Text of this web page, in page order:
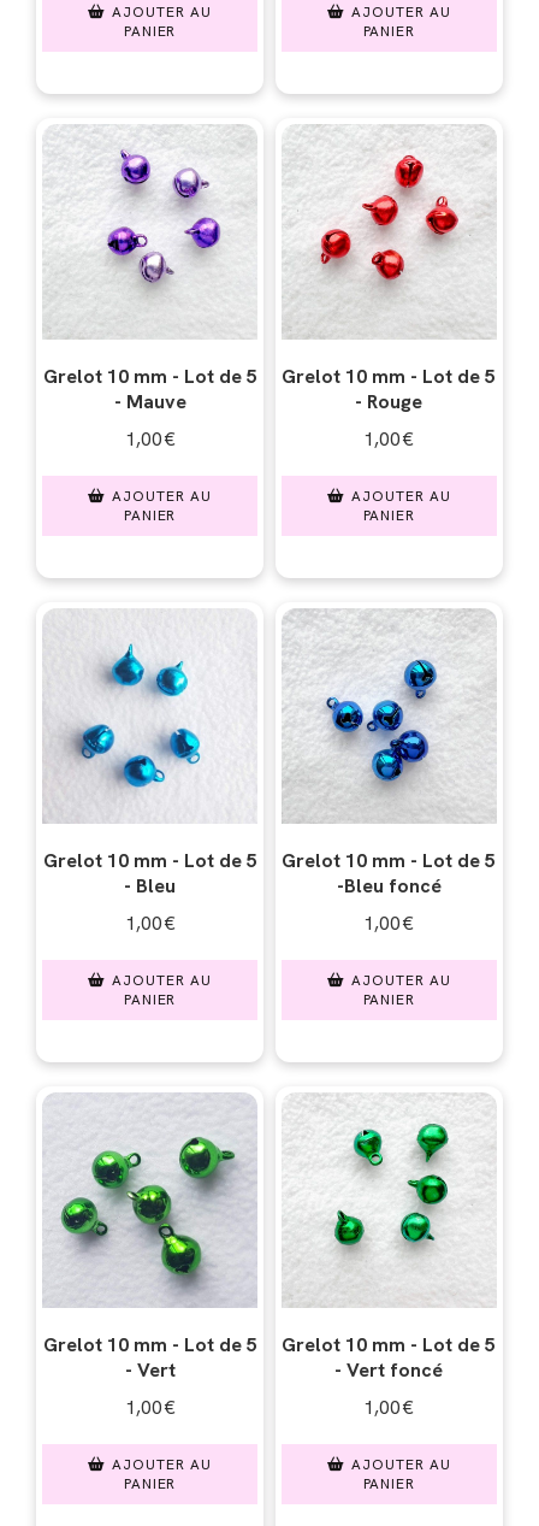
AJOUTER AU
PANIER
AJOUTER AU
PANIER
Grelot 10 mm - Lot de 5
- Mauve
1,00€
AJOUTER AU
PANIER
Grelot 10 mm - Lot de 5
- Rouge
1,00€
AJOUTER AU
PANIER
Grelot 10 mm - Lot de 5
- Bleu
1,00€
AJOUTER AU
PANIER
Grelot 10 mm - Lot de 5
-Bleu foncé
1,00€
AJOUTER AU
PANIER
Grelot 10 mm - Lot de 5
- Vert
1,00€
AJOUTER AU
PANIER
Grelot 10 mm - Lot de 5
- Vert foncé
1,00€
AJOUTER AU
PANIER